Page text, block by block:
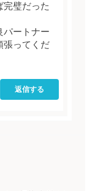
完璧だった
パートナー
張ってくだ
返信する